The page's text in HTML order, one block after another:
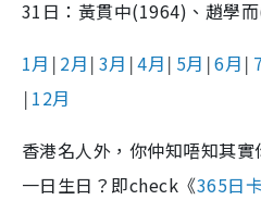
31日：黃貫中(1964)、趙學
1月 2月 3月 │4月 5月 │6月
12月
香港名人外，你仲知唔知其
一日生日？即check《365日